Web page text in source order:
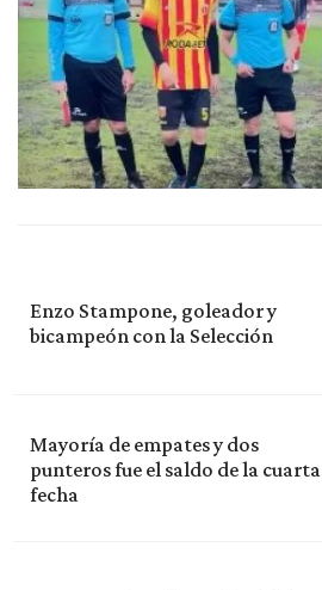
Enzo Stampone, goleador y
bicampeón con la Selección
Mayoría de empates y dos
punteros fue el saldo de la cuarta
fecha